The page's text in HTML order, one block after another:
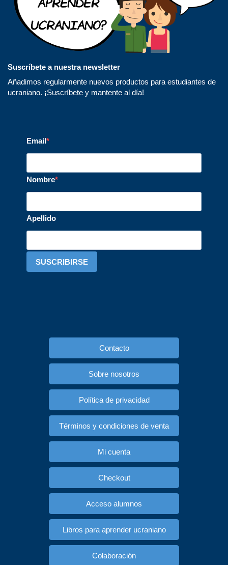
Suscríbete a nuestra newsletter
Añadimos regularmente nuevos productos para estudiantes de
ucraniano. ¡Suscríbete y mantente al día!
Email
Nombre
Apellido
SUSCRIBIRSE
Contacto
Sobre nosotros
Política de privacidad
Términos y condiciones de venta
Mi cuenta
Checkout
Acceso alumnos
Libros para aprender ucraniano
Colaboración